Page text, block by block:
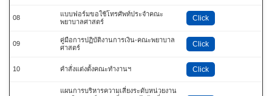
08
แบบฟอร์มขอใช้โทรศัพท์ประจำคณะ
พยาบาลศาสตร์
Click
09
คู่มือการปฏิบัติงานการเงิน-คณะพยาบาล
ศาสตร์
Click
10 คำสั่งแต่งตั้งคณะทำงานฯ Click
แผนการบริหารความเสี่ยงระดับหน่วยงาน